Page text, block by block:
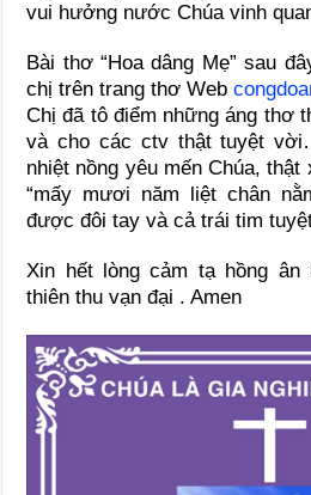
vui hưởng nước Chúa vinh
Bài thơ “Hoa dâng Mẹ” sau
chị trên trang thơ Web
Chị đã tô điểm những áng thơ
và cho các ctv thật tuyệt
nhiệt nồng yêu mến Chúa,
“mấy mươi năm liệt chân
được đôi tay và cả trái tim
Xin hết lòng cảm tạ hồng ân
thiên thu vạn đại . Amen